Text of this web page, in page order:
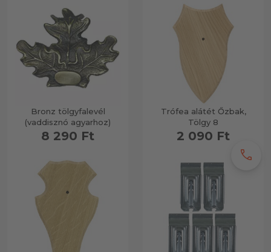
Bronz tölgyfalevél
(vaddisznó agyarhoz)
8 290 Ft
Trófea alátét Őzbak,
Tölgy 8
2 090 Ft
call